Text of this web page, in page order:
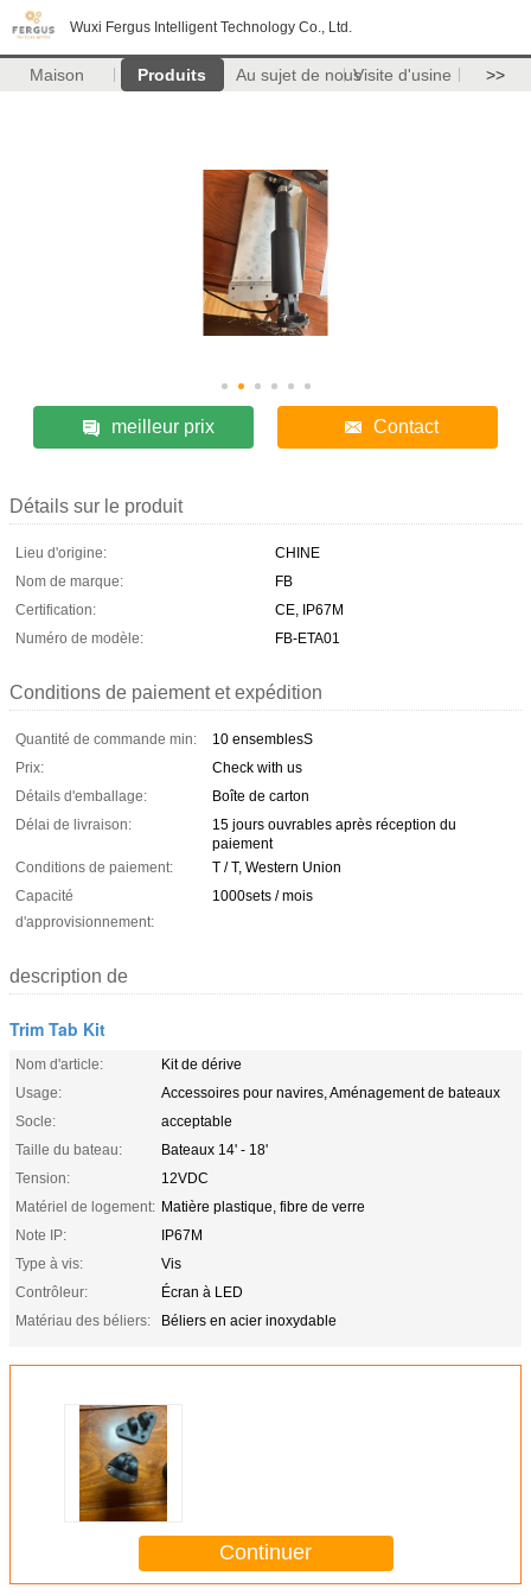
Wuxi Fergus Intelligent Technology Co., Ltd.
Maison Produits Au sujet de nousVisite d'usine >>
meilleur prix Contact
Détails sur le produit
Lieu d'origine:
CHINE
Nom de marque:
FB
Certification:
CE, IP67M
Numéro de modèle:
FB-ETA01
Conditions de paiement et expédition
Quantité de commande min:
10 ensemblesS
Prix:
Check with us
Détails d'emballage:
Boîte de carton
Délai de livraison:
15 jours ouvrables après réception du
paiement
Conditions de paiement:
T / T, Western Union
Capacité
d'approvisionnement:
1000sets / mois
description de
Trim Tab Kit
Nom d'article:
Kit de dérive
Usage:
Accessoires pour navires, Aménagement de bateaux
Socle:
acceptable
Taille du bateau:
Bateaux 14' - 18'
Tension:
12VDC
Matériel de logement: Matière plastique, fibre de verre
Note IP:
IP67M
Type à vis:
Vis
Contrôleur:
Écran à LED
Matériau des béliers:
Béliers en acier inoxydable
Continuer